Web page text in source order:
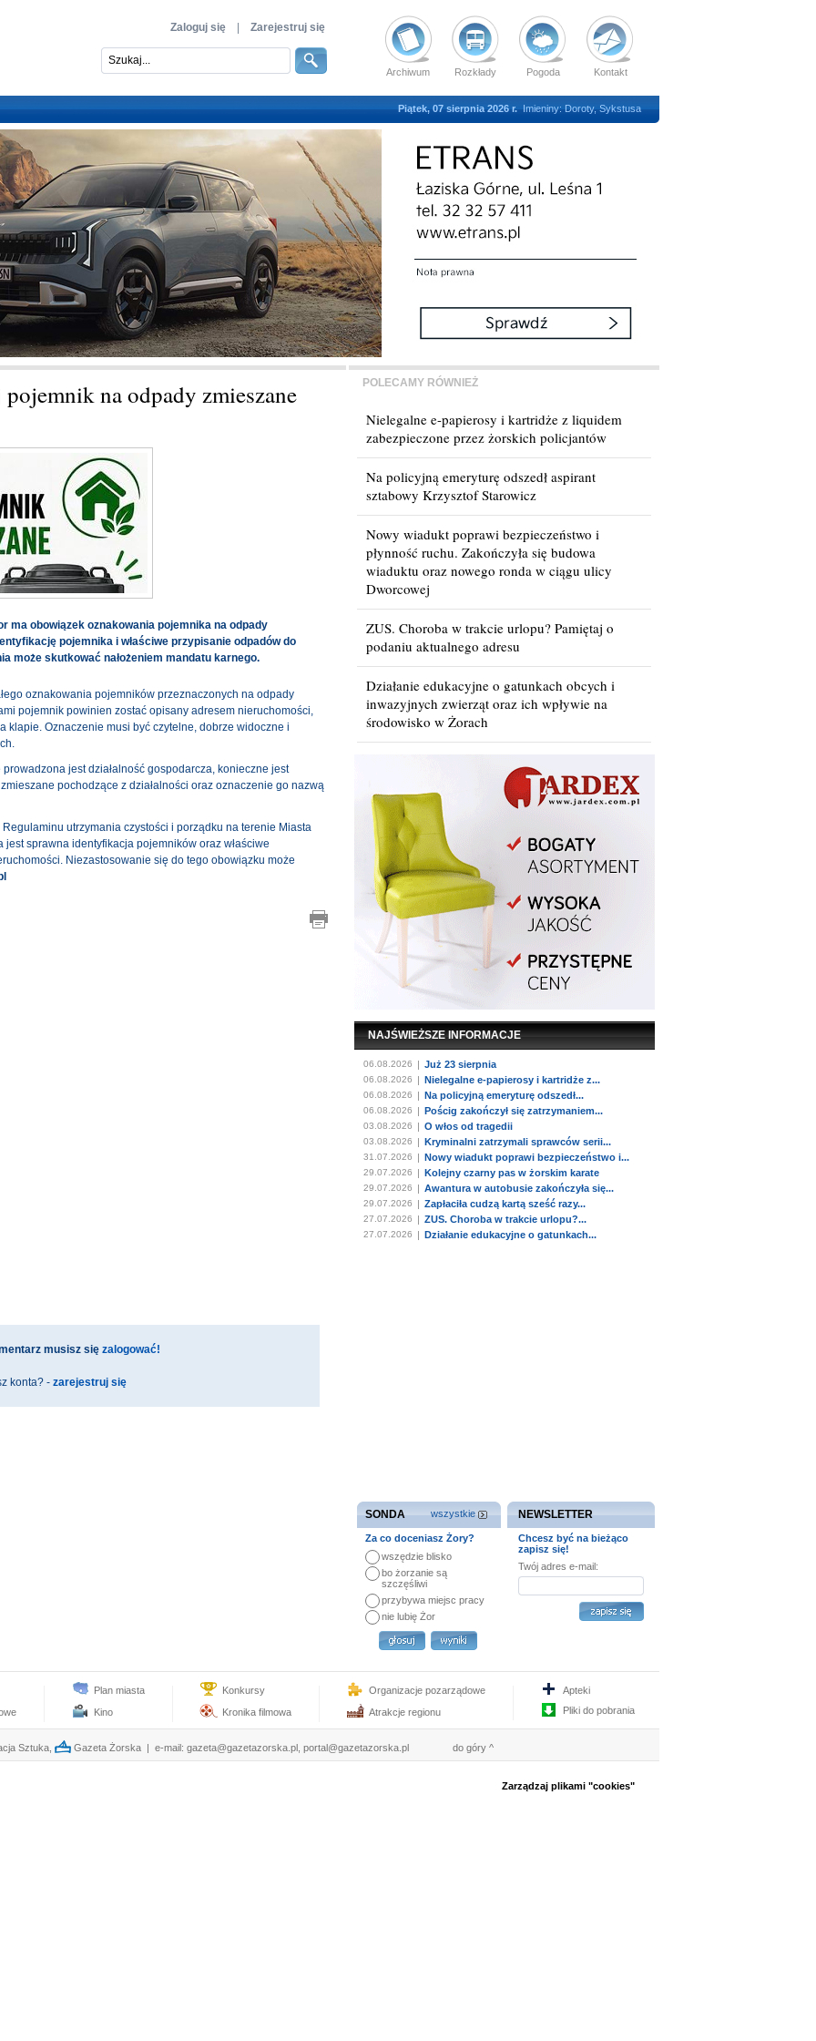
Archiwum Rozkłady Pogoda Kontakt
Zaloguj się Zarejestruj się
Piątek, 07 sierpnia 2026 r. Imieniny: Doroty, Sykstusa
na odpady zmieszane
ma obowiązek oznakowania pojemnika na odpady
pojemnika i właściwe przypisanie odpadów do
może skutkować nałożeniem mandatu karnego.
oznakowania pojemników przeznaczonych na odpady
pojemnik powinien zostać opisany adresem nieruchomości,
klapie. Oznaczenie musi być czytelne, dobrze widoczne i
jest działalność gospodarcza, konieczne jest
pochodzące z działalności oraz oznaczenie go nazwą
utrzymania czystości i porządku na terenie Miasta
sprawna identyfikacja pojemników oraz właściwe
Niezastosowanie się do tego obowiązku może
musisz się zalogować!
konta? - zarejestruj się
POLECAMY RÓWNIEŻ
Nielegalne e-papierosy i kartridże z liquidem
zabezpieczone przez żorskich policjantów
Na policyjną emeryturę odszedł aspirant
sztabowy Krzysztof Starowicz
Nowy wiadukt poprawi bezpieczeństwo i
płynność ruchu. Zakończyła się budowa
wiaduktu oraz nowego ronda w ciągu ulicy
Dworcowej
ZUS. Choroba w trakcie urlopu? Pamiętaj o
podaniu aktualnego adresu
Działanie edukacyjne o gatunkach obcych i
inwazyjnych zwierząt oraz ich wpływie na
środowisko w Żorach
NAJŚWIEŻSZE INFORMACJE
06.08.2026 | Już 23 sierpnia
06.08.2026 | Nielegalne e-papierosy i kartridże z...
06.08.2026 | Na policyjną emeryturę odszedł...
06.08.2026 | Pościg zakończył się zatrzymaniem...
03.08.2026 | O włos od tragedii
03.08.2026 | Kryminalni zatrzymali sprawców serii...
31.07.2026 | Nowy wiadukt poprawi bezpieczeństwo i...
29.07.2026 | Kolejny czarny pas w żorskim karate
29.07.2026 | Awantura w autobusie zakończyła się...
29.07.2026 | Zapłaciła cudzą kartą sześć razy...
27.07.2026 | ZUS. Choroba w trakcie urlopu?...
27.07.2026 | Działanie edukacyjne o gatunkach...
SONDA wszystkie
Za co doceniasz Żory?
wszędzie blisko
bo żorzanie są
szczęśliwi
przybywa miejsc pracy
nie lubię Żor
NEWSLETTER
Chcesz być na bieżąco
zapisz się!
Twój adres e-mail:
Plan miasta
Kino
Konkursy
Kronika filmowa
Organizacje pozarządowe
Atrakcje regionu
Apteki
Pliki do pobrania
Sztuka, Gazeta Żorska | e-mail: gazeta@gazetazorska.pl portal@gazetazorska.pl do góry ^
Zarządzaj plikami "cookies"